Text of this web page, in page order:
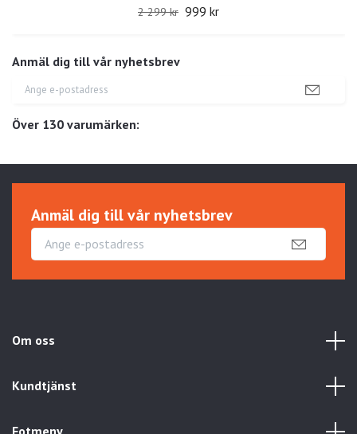
Anmäl dig till vår nyhetsbrev
Över 130 varumärken:
2 299 kr 999 kr
Anmäl dig till vår nyhetsbrev
Om oss
Kundtjänst